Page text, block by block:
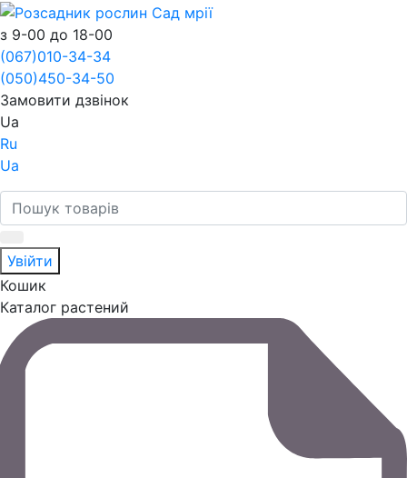
з 9-00 до 18-00
(067)010-34-34
(050)450-34-50
Замовити дзвінок
Ua
Ru
Ua
Увійти
Кошик
Каталог растений